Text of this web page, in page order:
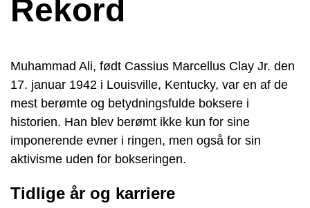
Rekord
Muhammad Ali, født Cassius Marcellus Clay Jr. den
17. januar 1942 i Louisville, Kentucky, var en af de
mest berømte og betydningsfulde boksere i
historien. Han blev berømt ikke kun for sine
imponerende evner i ringen, men også for sin
aktivisme uden for bokseringen.
Tidlige år og karriere